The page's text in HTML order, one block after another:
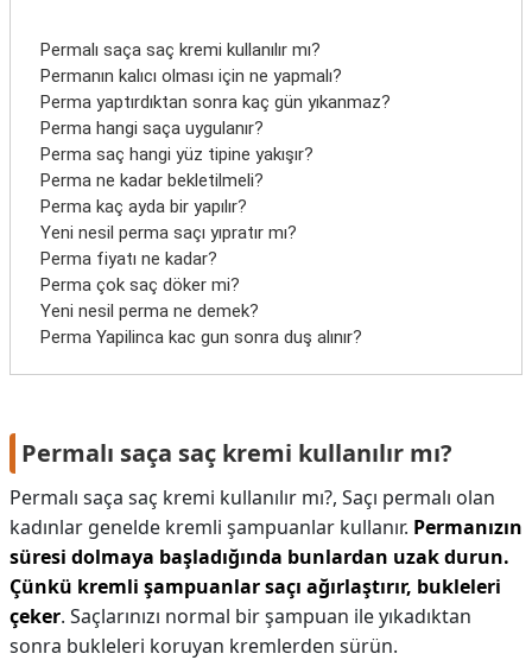
Permalı saça saç kremi kullanılır mı?
Permanın kalıcı olması için ne yapmalı?
Perma yaptırdıktan sonra kaç gün yıkanmaz?
Perma hangi saça uygulanır?
Perma saç hangi yüz tipine yakışır?
Perma ne kadar bekletilmeli?
Perma kaç ayda bir yapılır?
Yeni nesil perma saçı yıpratır mı?
Perma fiyatı ne kadar?
Perma çok saç döker mi?
Yeni nesil perma ne demek?
Perma Yapilinca kac gun sonra duş alınır?
Permalı saça saç kremi kullanılır mı?
Permalı saça saç kremi kullanılır mı?, Saçı permalı olan
kadınlar genelde kremli şampuanlar kullanır. Permanızın
süresi dolmaya başladığında bunlardan uzak durun.
Çünkü kremli şampuanlar saçı ağırlaştırır, bukleleri
çeker. Saçlarınızı normal bir şampuan ile yıkadıktan
sonra bukleleri koruyan kremlerden sürün.